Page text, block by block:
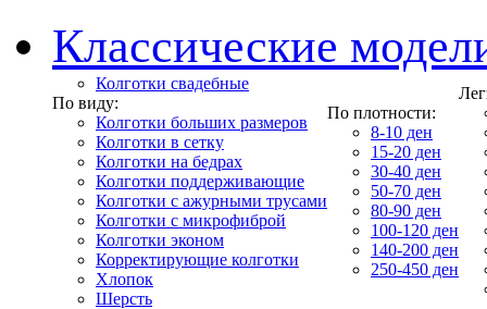
Классические
Колготки свадебные
По виду:
Колготки больших размеров
Колготки в сетку
Колготки на бедрах
Колготки поддерживающие
Колготки с ажурными трусами
Колготки с микрофиброй
Колготки эконом
Корректирующие колготки
Хлопок
Шерсть
По плотности:
8-10 ден
15-20 ден
30-40 ден
50-70 ден
80-90 ден
100-120 ден
140-200 ден
250-450 ден